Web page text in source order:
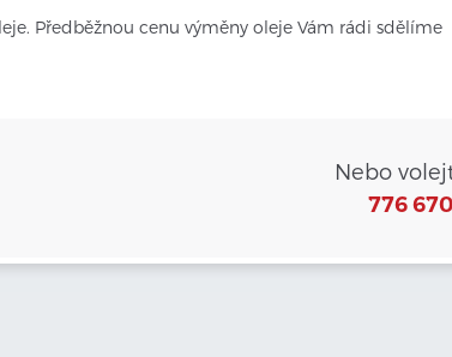
Předběžnou cenu výměny oleje Vám rádi sdělíme
Nebo
776